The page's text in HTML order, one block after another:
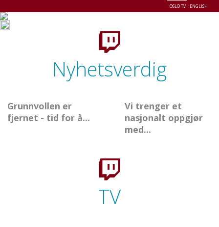
OSLO TV ENGLISH
Nyhetsverdig
Grunnvollen er
fjernet - tid for å...
Vi trenger et
nasjonalt oppgjør
med...
TV